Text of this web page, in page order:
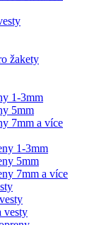
žakety
1-3mm
5mm
7mm a více
1-3mm
5mm
7mm a více
vesty